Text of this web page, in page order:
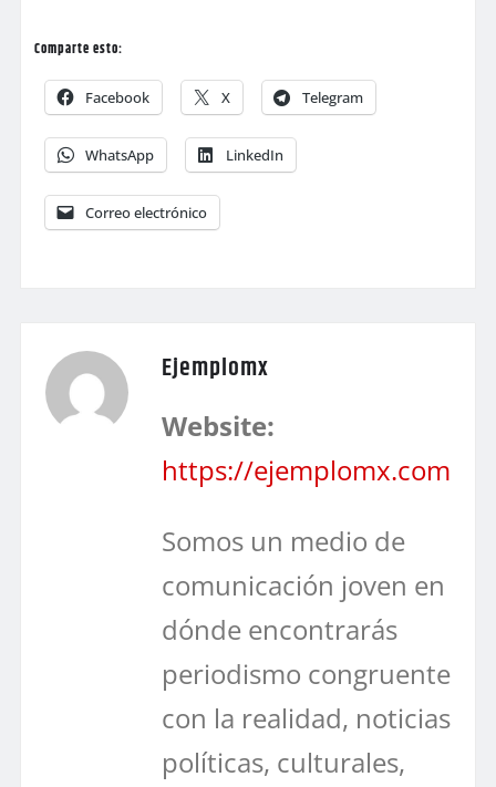
Comparte esto:
Facebook X Telegram
WhatsApp LinkedIn
Correo electrónico
Ejemplomx
Website:
https://ejemplomx.com
Somos un medio de
comunicación joven en
dónde encontrarás
periodismo congruente
con la realidad, noticias
políticas, culturales,